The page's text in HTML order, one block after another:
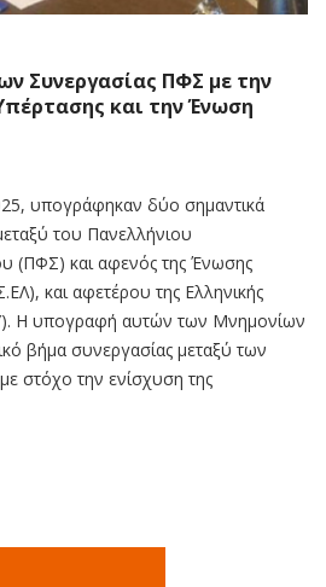
Συνεργασίας ΠΦΣ με την
και την Ένωση
υπογράφηκαν δύο σημαντικά
του Πανελλήνιου
(ΠΦΣ) και αφενός της Ένωσης
και αφετέρου της Ελληνικής
Η υπογραφή αυτών των Μνημονίων
βήμα συνεργασίας μεταξύ των
στόχο την ενίσχυση της